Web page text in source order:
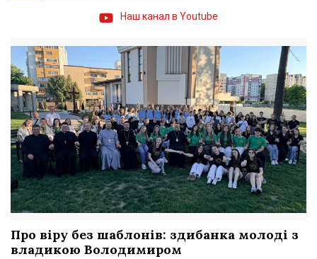
Наш канал в Youtube
Про віру без шаблонів: здибанка молоді з
владикою Володимиром